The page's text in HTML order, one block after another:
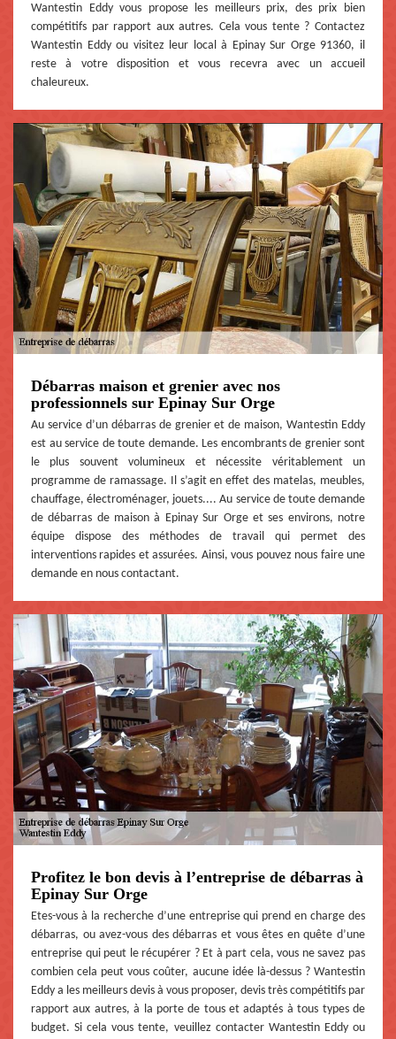
Wantestin Eddy vous propose les meilleurs prix, des prix bien
compétitifs par rapport aux autres. Cela vous tente ? Contactez
Wantestin Eddy ou visitez leur local à Epinay Sur Orge 91360, il
reste à votre disposition et vous recevra avec un accueil
chaleureux.
Débarras maison et grenier avec nos
professionnels sur Epinay Sur Orge
Au service d’un débarras de grenier et de maison, Wantestin Eddy
est au service de toute demande. Les encombrants de grenier sont
le plus souvent volumineux et nécessite véritablement un
programme de ramassage. Il s’agit en effet des matelas, meubles,
chauffage, électroménager, jouets.... Au service de toute demande
de débarras de maison à Epinay Sur Orge et ses environs, notre
équipe dispose des méthodes de travail qui permet des
interventions rapides et assurées. Ainsi, vous pouvez nous faire une
demande en nous contactant.
Profitez le bon devis à l’entreprise de débarras à
Epinay Sur Orge
Etes-vous à la recherche d’une entreprise qui prend en charge des
débarras, ou avez-vous des débarras et vous êtes en quête d’une
entreprise qui peut le récupérer ? Et à part cela, vous ne savez pas
combien cela peut vous coûter, aucune idée là-dessus ? Wantestin
Eddy a les meilleurs devis à vous proposer, devis très compétitifs par
rapport aux autres, à la porte de tous et adaptés à tous types de
budget. Si cela vous tente, veuillez contacter Wantestin Eddy ou